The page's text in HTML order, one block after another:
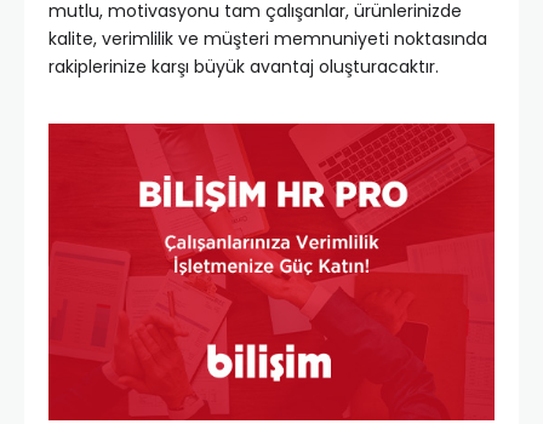
mutlu, motivasyonu tam çalışanlar, ürünlerinizde
kalite, verimlilik ve müşteri memnuniyeti noktasında
rakiplerinize karşı büyük avantaj oluşturacaktır.